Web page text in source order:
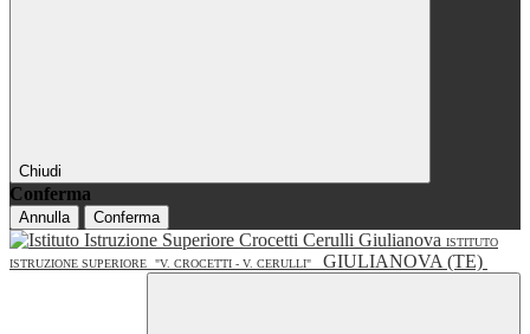
Chiudi
Conferma
Annulla Conferma
ISTITUTO
ISTRUZIONE SUPERIORE
"V. CROCETTI - V. CERULLI" GIULIANOVA (TE)